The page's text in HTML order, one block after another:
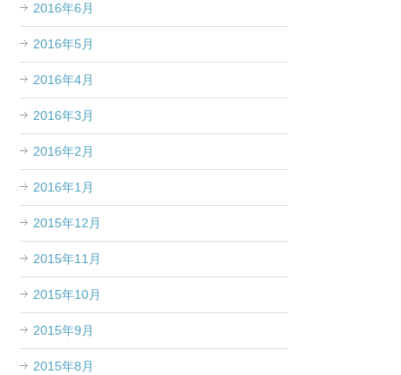
2016年6月
2016年5月
2016年4月
2016年3月
2016年2月
2016年1月
2015年12月
2015年11月
2015年10月
2015年9月
2015年8月